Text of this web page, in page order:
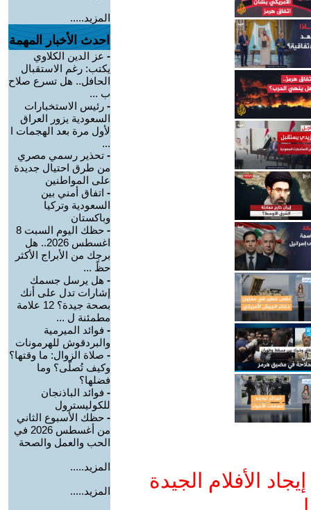
الأفلام الجيدة
المزيد.....
احدث الأخبار المهمة
- عز الدين الكلاوي
يكتب: رغم الاستقبال
الحافل.. هل تسرع صلاح
ب ...
- رئيس الاستخبارات
السعودية يزور العراق
لأول مرة بعد الهجمات ا
...
- تحذير رسمي مصري
من طرق احتيال جديدة
على المواطنين
- اتفاق أمني بين
السعودية وتركيا
وباكستان
-
حظك اليوم السبت 8
اغسطس 2026.. هل
برجك من الأبراج الأكثر
حظً ...
- هل يرسل جسمك
إشارات تدل على أنك
بصحة جيدة؟ 12 علامة
مطمئنة ل ...
- فوائد الميرمية
والبردقوش للهرمونات
- صلاة الزوال: ما وقتها؟
وكيف تُصلّى؟ وما
فضلها؟
- فوائد الباذنجان
للكوليسترول
- حظك الأسبوع الثاني
من أغسطس 2026 في
الحب والعمل والصحة
المزيد.....
المزيد.....